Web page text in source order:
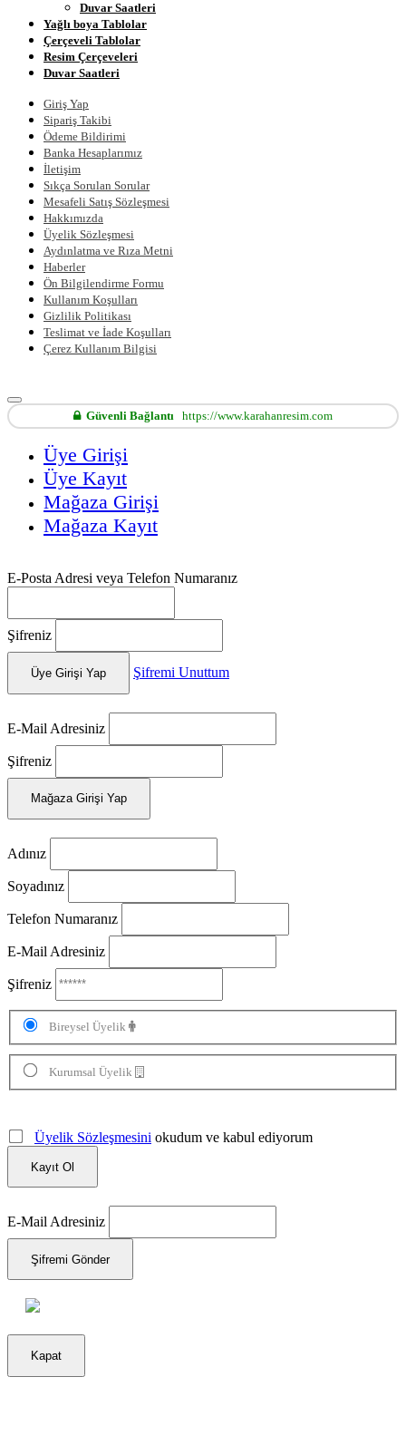
Duvar Saatleri
Yağlı boya Tablolar
Çerçeveli Tablolar
Resim Çerçeveleri
Duvar Saatleri
Giriş Yap
Sipariş Takibi
Ödeme Bildirimi
Banka Hesaplarımız
İletişim
Sıkça Sorulan Sorular
Mesafeli Satış Sözleşmesi
Hakkımızda
Üyelik Sözleşmesi
Aydınlatma ve Rıza Metni
Haberler
Ön Bilgilendirme Formu
Kullanım Koşulları
Gizlilik Politikası
Teslimat ve İade Koşulları
Çerez Kullanım Bilgisi
Güvenli Bağlantı https://www.karahanresim.com
Üye Girişi
Üye Kayıt
Mağaza Girişi
Mağaza Kayıt
E-Posta Adresi veya Telefon Numaranız
Şifreniz
Üye Girişi Yap Şifremi Unuttum
E-Mail Adresiniz
Şifreniz
Mağaza Girişi Yap
Adınız
Soyadınız
Telefon Numaranız
E-Mail Adresiniz
Şifreniz
Bireysel Üyelik
Kurumsal Üyelik
Üyelik Sözleşmesini okudum ve kabul ediyorum
Kayıt Ol
E-Mail Adresiniz
Şifremi Gönder
Kapat